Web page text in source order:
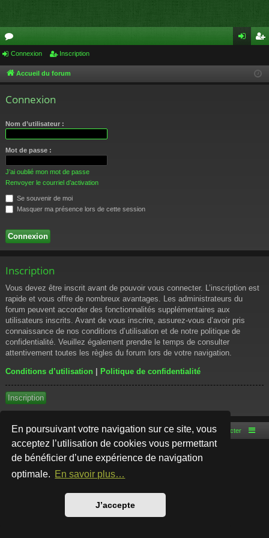
En poursuivant votre navigation sur ce site, vous
acceptez l’utilisation de cookies vous permettant
de bénéficier d’une expérience de navigation
optimale. En savoir plus…
J’accepte
or
u cri
Connexion Inscription
Accueil du forum
Connexion
Nom d’utilisateur :
Mot de passe :
J’ai oublié mon mot de passe
Renvoyer le courriel d’activation
Se souvenir de moi
Masquer ma présence lors de cette session
Inscription
Vous devez être inscrit avant de pouvoir vous connecter. L’inscription est
rapide et vous offre de nombreux avantages. Les administrateurs du
forum peuvent accorder des fonctionnalités supplémentaires aux
utilisateurs inscrits. Avant de vous inscrire, assurez-vous d’avoir pris
connaissance de nos conditions d’utilisation et de notre politique de
confidentialité. Veuillez également prendre le temps de consulter
attentivement toutes les règles du forum lors de votre navigation.
Conditions d’utilisation | Politique de confidentialité
Inscription
Accueil du forum Nous contacter
Développé parphpBB® Forum Software © phpBB Limited
Style par
Traduction française officielle